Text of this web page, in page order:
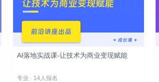
AI落地实战课-让技术为商业变现赋能
专业 · 14人报名